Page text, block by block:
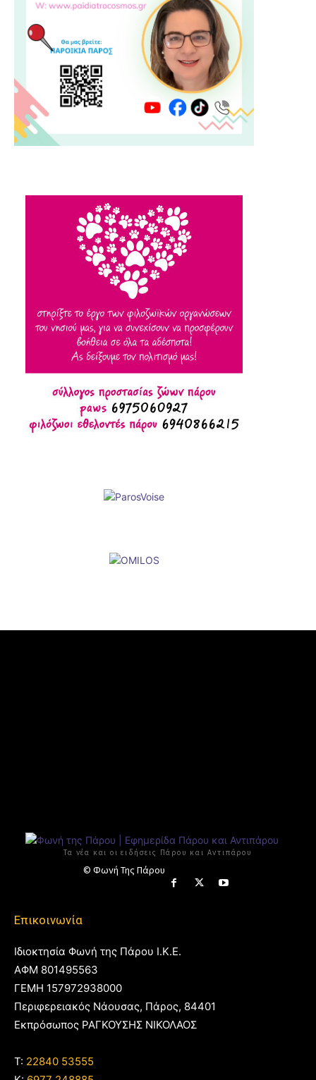
Τα νέα και οι ειδήσεις Πάρου και Αντιπάρου
© Φωνή Της Πάρου
Επικοινωνία
Ιδιοκτησία Φωνή της Πάρου Ι.Κ.Ε.
ΑΦΜ 801495563
ΓΕΜΗ 157972938000
Περιφερειακός Νάουσας, Πάρος, 84401
Εκπρόσωπος ΡΑΓΚΟΥΣΗΣ ΝΙΚΟΛΑΟΣ
T: 22840 53555